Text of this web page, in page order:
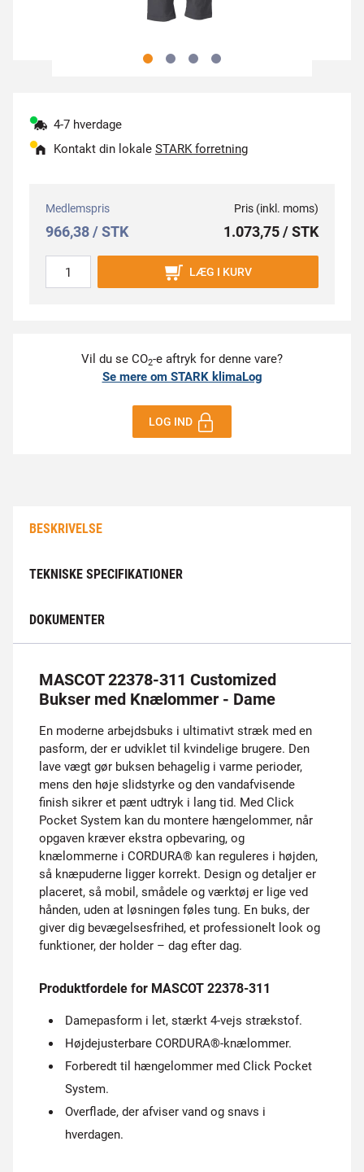
4-7 hverdage
Kontakt din lokale STARK forretning
Medlemspris
966,38 / STK
Pris (inkl. moms)
1.073,75 / STK
LÆG I KURV
Vil du se CO2-e aftryk for denne vare?
Se mere om STARK klimaLog
LOG IND
BESKRIVELSE
TEKNISKE SPECIFIKATIONER
DOKUMENTER
MASCOT 22378-311 Customized
Bukser med Knælommer - Dame
En moderne arbejdsbuks i ultimativt stræk med en
pasform, der er udviklet til kvindelige brugere. Den
lave vægt gør buksen behagelig i varme perioder,
mens den høje slidstyrke og den vandafvisende
finish sikrer et pænt udtryk i lang tid. Med Click
Pocket System kan du montere hængelommer, når
opgaven kræver ekstra opbevaring, og
knælommerne i CORDURA® kan reguleres i højden,
så knæpuderne ligger korrekt. Design og detaljer er
placeret, så mobil, smådele og værktøj er lige ved
hånden, uden at løsningen føles tung. En buks, der
giver dig bevægelsesfrihed, et professionelt look og
funktioner, der holder – dag efter dag.
Produktfordele for MASCOT 22378-311
Damepasform i let, stærkt 4-vejs strækstof.
Højdejusterbare CORDURA®-knælommer.
Forberedt til hængelommer med Click Pocket
System.
Overflade, der afviser vand og snavs i
hverdagen.